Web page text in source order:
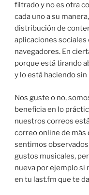
filtrado y no es otra
cada uno a su
distribución de
aplicaciones sociales
navegadores. En
porque está tirando
y lo está haciendo
Nos guste o no,
beneficia en lo
nuestros correos
correo online de más
sentimos
gustos musicales,
nueva por ejemplo si
en tu last.fm que te